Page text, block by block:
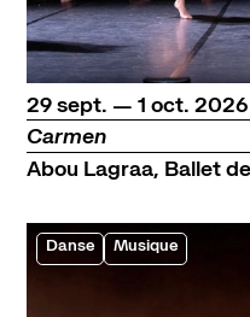
du
29septembre
sept. — au
1 octobre
oct. 2026
Carmen
Abou Lagraa, Ballet
Danse Musique